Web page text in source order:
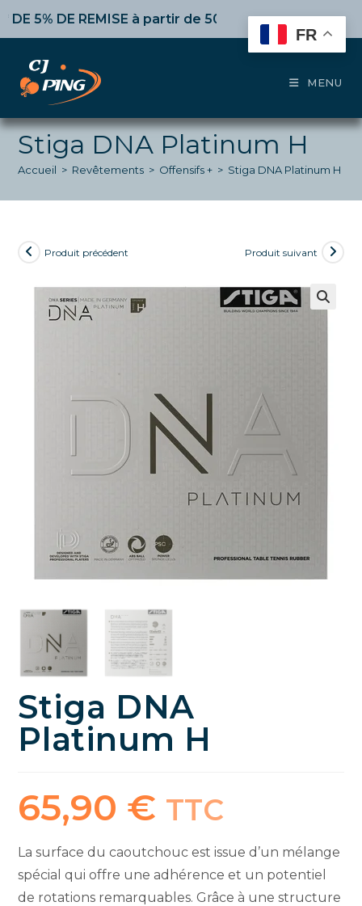
DE REMISEà partir de 50€ d’achat, 10%dès 100€,
MENU
Stiga DNA Platinum H
Accueil > Revêtements > Offensifs + > Stiga DNA Platinum H
Produit précédent Produit suivant
Stiga DNA
Platinum H
65,90 € TTC
La surface du caoutchouc est issue d’un mélange
spécial qui offre une adhérence et un potentiel
de rotations remarquables. Grâce à une structure
FR